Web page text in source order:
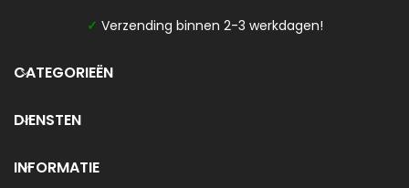
✓ Verzending binnen 2-3 werkdagen!
CATEGORIEËN
DIENSTEN
INFORMATIE